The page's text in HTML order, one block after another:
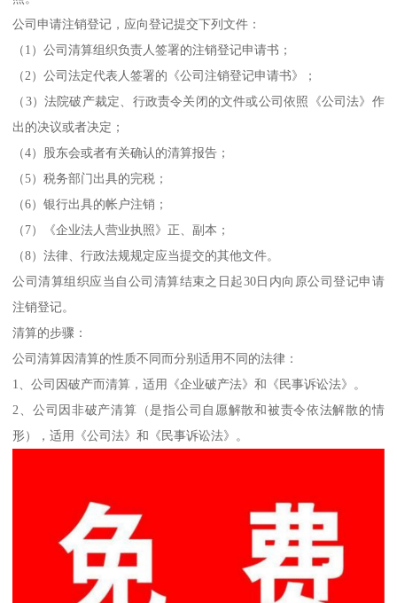
公司申请注销登记，应向登记提交下列文件：
（1）公司清算组织负责人签署的注销登记申请书；
（2）公司法定代表人签署的《公司注销登记申请书》；
（3）法院破产裁定、行政责令关闭的文件或公司依照《公司法》作
出的决议或者决定；
（4）股东会或者有关确认的清算报告；
（5）税务部门出具的完税；
（6）银行出具的帐户注销；
（7）《企业法人营业执照》正、副本；
（8）法律、行政法规规定应当提交的其他文件。
公司清算组织应当自公司清算结束之日起30日内向原公司登记申请
注销登记。
清算的步骤：
公司清算因清算的性质不同而分别适用不同的法律：
1、公司因破产而清算，适用《企业破产法》和《民事诉讼法》。
2、公司因非破产清算（是指公司自愿解散和被责令依法解散的情
形），适用《公司法》和《民事诉讼法》。